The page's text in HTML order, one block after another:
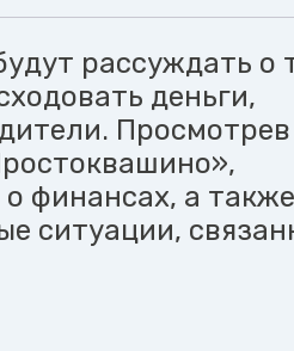
рассуждать о
деньги,
Просмотрев
финансах, а также
ситуации,